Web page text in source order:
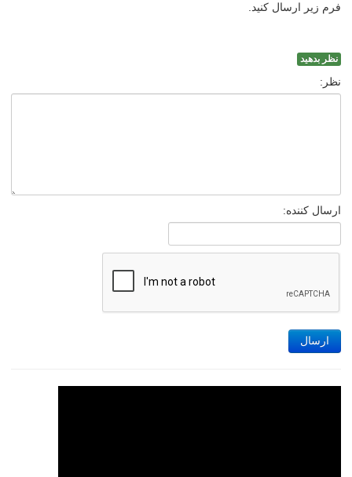
فرم زیر ارسال کنید.
نظر بدهید
نظر:
ارسال کننده:
ارسال